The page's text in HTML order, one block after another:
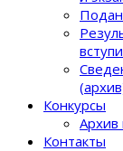
Конкурсы
Архив
Контакты